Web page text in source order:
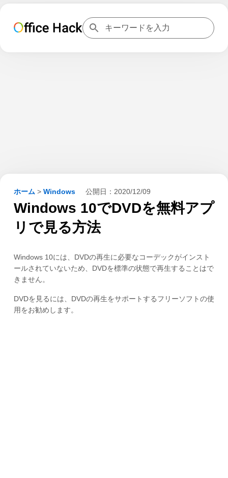
ホーム > Windows 公開日： 2020/12/09
Windows 10でDVDを無料アプ
リで見る方法
Windows 10には、DVDの再生に必要なコーデックがインスト
ールされていないため、DVDを標準の状態で再生することはで
きません。
DVDを見るには、DVDの再生をサポートするフリーソフトの使
用をお勧めします。